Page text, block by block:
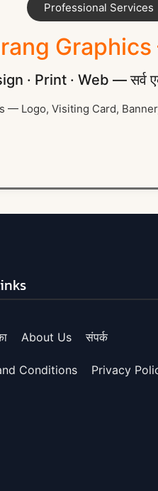
Professional Services
· Print · Web — सर्व
Logo, Visiting Card,
About Us संपर्क
Conditions Privacy